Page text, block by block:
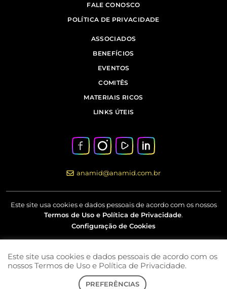
FALE CONOSCO
POLÍTICA DE PRIVACIDADE
ASSOCIADOS
BENEFÍCIOS
EVENTOS
COMITÊS
MATERIAIS RICOS
LINKS ÚTEIS
anamid@anamid.com.br
Este site usa cookies e dados pessoais de acordo com os nossos
Termos de Uso e Política de Privacidade.
Configuração de Cookies
Av Marquês de São Vicente, nº 230 – 18º andar – Barra Funda –
São Paulo – SP
Este site usa cookies e dados pessoais de acordo com os
nossos Termos de Uso e Política de Privacidade.
PREFERÊNCIAS